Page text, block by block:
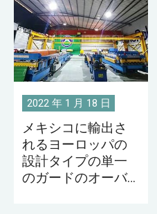
電気チェーンブロック
持ち上げ、風車ハウス
を完了するために使用
ストをタービン ナセル
ーンに取り付けること
グ ホイストを使用する
は、ハッチ カバーまた
に入ることなく、ホイ
器を安全に持ち上げて
ができます。
2022 年 1 月 18 日
メキシコに輸出さ
れるヨーロッパの
設計タイプの単一
のガードのオーバ